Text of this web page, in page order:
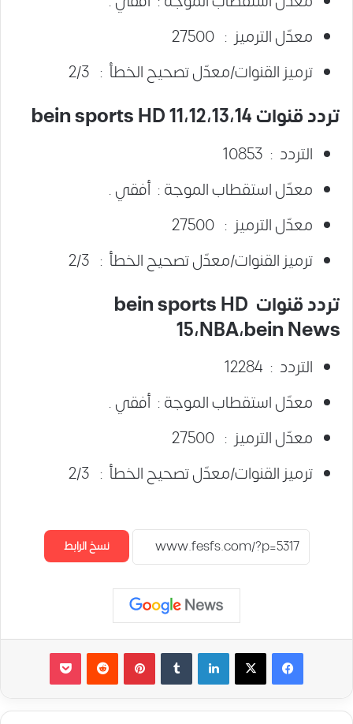
معدّل الترميز : 27500
ترميز القنوات/معدّل تصحيح الخطأ : 2/3
تردد قنوات bein sports HD 11،12،13،14
التردد : 10853
معدّل استقطاب الموجة : أفقي .
معدّل الترميز : 27500
ترميز القنوات/معدّل تصحيح الخطأ : 2/3
تردد قنوات bein sports HD
15،NBA،bein News
التردد : 12284
معدّل استقطاب الموجة : أفقي .
معدّل الترميز : 27500
ترميز القنوات/معدّل تصحيح الخطأ : 2/3
نسخ الرابط
لينكدإن بينتيريست